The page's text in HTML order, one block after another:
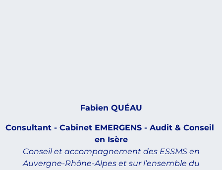
Fabien QUÉAU
Consultant - Cabinet EMERGENS - Audit & Conseil
en Isère
Conseil et accompagnement des ESSMS en
Auvergne-Rhône-Alpes et sur l’ensemble du